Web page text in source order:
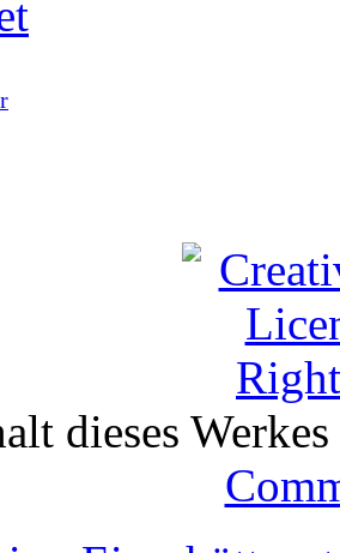
dieses